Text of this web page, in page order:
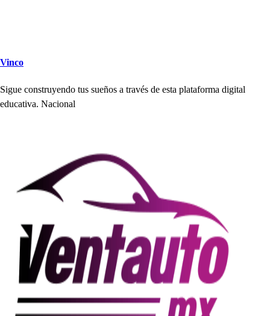
Vinco
Sigue construyendo tus sueños a través de esta plataforma digital
educativa. Nacional